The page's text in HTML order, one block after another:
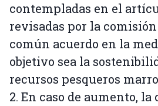
contempladas en el
revisadas por la
común acuerdo en la
objetivo sea la
recursos pesqueros
2. En caso de aumento,